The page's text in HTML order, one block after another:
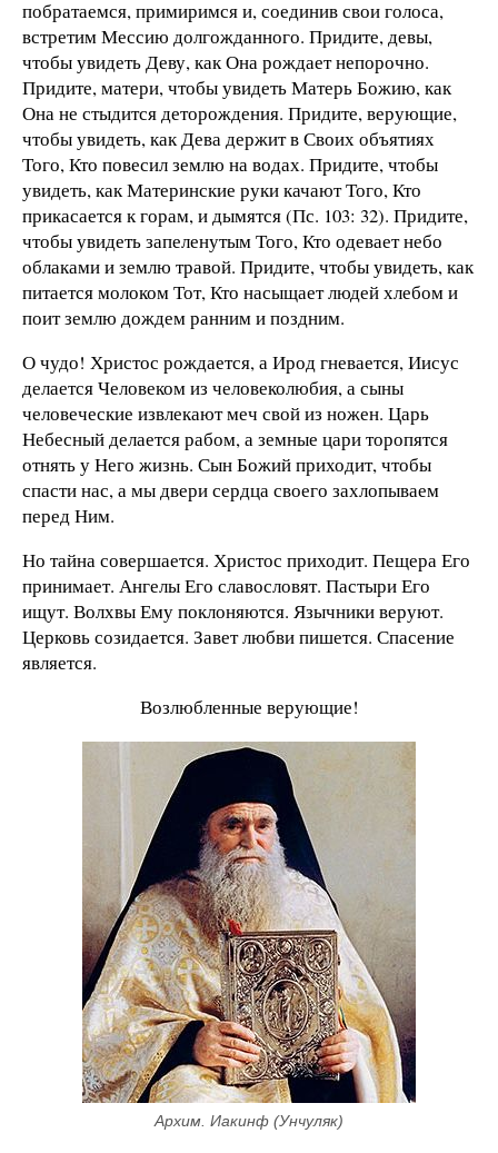
побратаемся, примиримся и, соединив свои голоса,
встретим Мессию долгожданного. Придите, девы,
чтобы увидеть Деву, как Она рождает непорочно.
Придите, матери, чтобы увидеть Матерь Божию, как
Она не стыдится деторождения. Придите, верующие,
чтобы увидеть, как Дева держит в Своих объятиях
Того, Кто повесил землю на водах. Придите, чтобы
увидеть, как Материнские руки качают Того, Кто
прикасается к горам, и дымятся (Пс. 103: 32). Придите,
чтобы увидеть запеленутым Того, Кто одевает небо
облаками и землю травой. Придите, чтобы увидеть, как
питается молоком Тот, Кто насыщает людей хлебом и
поит землю дождем ранним и поздним.
О чудо! Христос рождается, а Ирод гневается, Иисус
делается Человеком из человеколюбия, а сыны
человеческие извлекают меч свой из ножен. Царь
Небесный делается рабом, а земные цари торопятся
отнять у Него жизнь. Сын Божий приходит, чтобы
спасти нас, а мы двери сердца своего захлопываем
перед Ним.
Но тайна совершается. Христос приходит. Пещера Его
принимает. Ангелы Его славословят. Пастыри Его
ищут. Волхвы Ему поклоняются. Язычники веруют.
Церковь созидается. Завет любви пишется. Спасение
является.
Возлюбленные верующие!
Архим. Иакинф (Унчуляк)